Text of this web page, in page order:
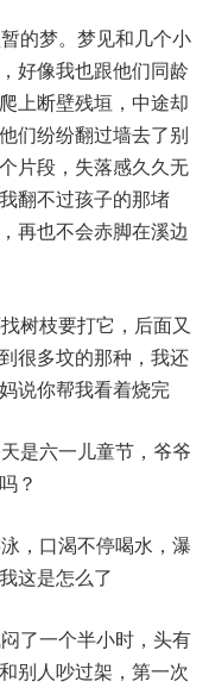
的梦。梦见和几个小
好像我也跟他们同龄
上断壁残垣，中途却
们纷纷翻过墙去了别
片段，失落感久久无
翻不过孩子的那堵
再也不会赤脚在溪边
树枝要打它，后面又
很多坟的那种，我还
说你帮我看着烧完​
是六一儿童节，爷爷
？​
，口渴不停喝水，瀑
这是怎么了
了一个半小时，头有
别人吵过架，第一次